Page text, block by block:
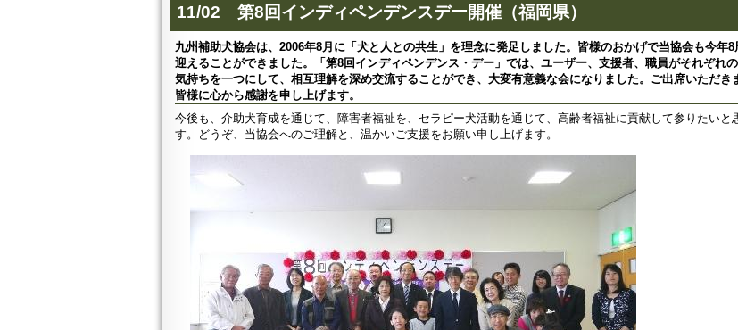
11/02 第8回インディペンデンスデー開催（福岡県）
九州補助犬協会は、2006年8月に「犬と人との共生」を理念に発足しました。皆様のおかげで当協会も今年8
迎えることができました。「第8回インディペンデンス・デー」では、ユーザー、支援者、職員がそれぞれ
気持ちを一つにして、相互理解を深め交流することができ、大変有意義な会になりました。ご出席いただき
皆様に心から感謝を申し上げます。
今後も、介助犬育成を通じて、障害者福祉を、セラピー犬活動を通じて、高齢者福祉に貢献して参りたいと
す。どうぞ、当協会へのご理解と、温かいご支援をお願い申し上げます。